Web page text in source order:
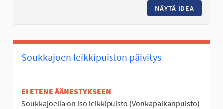
NÄYTÄ IDEA
Soukkajoen leikkipuiston päivitys
EI ETENE ÄÄNESTYKSEEN
Soukkajoella on iso leikkipuisto (Vonkapaikanpuisto)